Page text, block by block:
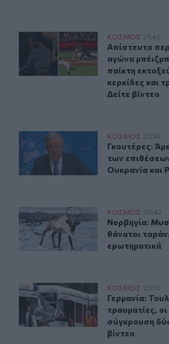
Απίστευτο περιστατικό σε
ΚΟΣΜΟΣ 21:43
Απίστευτο
Απίστευτο
αγώνα
παίκτη
κερκίδες και
Δείτε βίντεο
Γκουτέρες: Άμεσος τερματισμός
ΚΟΣΜΟΣ 21:30
Γκουτέρες:
Γκουτέρες:
των
Ουκρανία και
Νορβηγία: Μυστηριώδεις
ΚΟΣΜΟΣ 20:42
Νορβηγία:
Νορβηγία:
θάνατοι
ερωτηματικά
Γερμανία: Τουλάχιστον 25
ΚΟΣΜΟΣ 20:15
Γερμανία:
Γερμανία:
τραυματίες,
σύγκρουση
βίντεο